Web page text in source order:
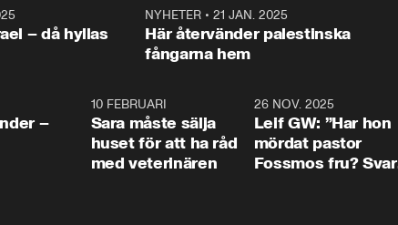
– då hyllas
NYHETER •21 JAN. 2025
Här återvänder palestinska
fångarna hem
–
10 FEBRUARI
Sara måste sälja
huset för att ha råd
med veterinären
26 NOV. 2025
Leif GW: ”Har hon
mördat pastor
Fossmos fru? Svar